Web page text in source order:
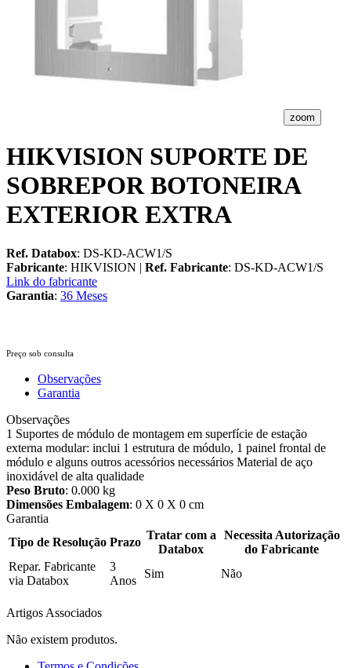
zoom
HIKVISION SUPORTE DE
SOBREPOR BOTONEIRA
EXTERIOR EXTRA
Ref. Databox: DS-KD-ACW1/S
Fabricante: HIKVISION | Ref. Fabricante: DS-KD-ACW1/S
Link do fabricante
Garantia: 36 Meses
Preço sob consulta
Observações
Garantia
Observações
1 Suportes de módulo de montagem em superfície de estação
externa modular: inclui 1 estrutura de módulo, 1 painel frontal de
módulo e alguns outros acessórios necessários Material de aço
inoxidável de alta qualidade
Peso Bruto: 0.000 kg
Dimensões Embalagem: 0 X 0 X 0 cm
Garantia
Tipo de Resolução Prazo
Tratar com a
Databox
Necessita Autorização
do Fabricante
Repar. Fabricante
via Databox
3
Anos
Sim Não
Artigos Associados
Não existem produtos.